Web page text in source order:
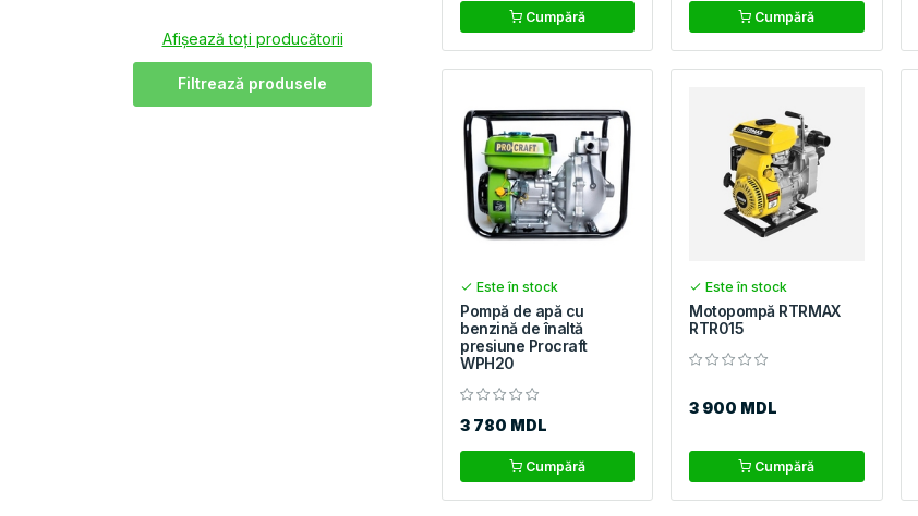
Afișează toți producătorii
Filtrează produsele
Cumpără Cumpără
Este în stock
Pompă de apă cu
benzină de înaltă
presiune Procraft
WPH20
3 780 MDL
Cumpără
Este în stock
Motopompă RTRMAX
RTR015
3 900 MDL
Cumpără